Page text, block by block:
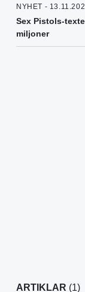
NYHET -
Sex Pistols-
miljoner
ARTIKLAR (1)